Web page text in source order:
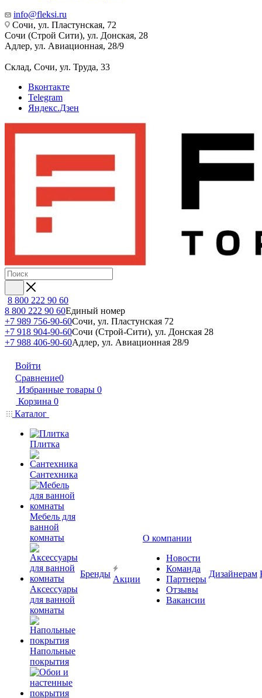
info@fleksi.ru
Сочи, ул. Пластунская, 72
Сочи (Строй Сити), ул. Донская, 28
Адлер, ул. Авиационная, 28/9
Склад, Сочи, ул. Труда, 33
Вконтакте
Telegram
Яндекс.Дзен
8 800 222 90 60
8 800 222 90 60Единый номер
+7 989 756-90-60Сочи, ул. Пластунская 72
+7 918 904-90-60Сочи (Строй-Сити), ул. Донская 28
+7 988 406-90-60Адлер, ул. Авиационная 28/9
Войти
Сравнение0
Избранные товары 0
Корзина 0
Каталог
Плитка
Сантехника
Мебель для
ванной
комнаты
Аксессуары
для ванной
комнаты
Напольные
покрытия
Бренды
Акции
О компании
Новости
Команда
Партнеры
Отзывы
Вакансии
Дизайнерам